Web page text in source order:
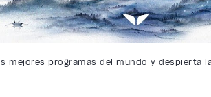
mejores programas del mundo y despierta